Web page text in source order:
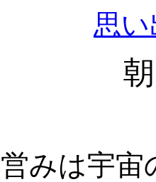
思
みは宇